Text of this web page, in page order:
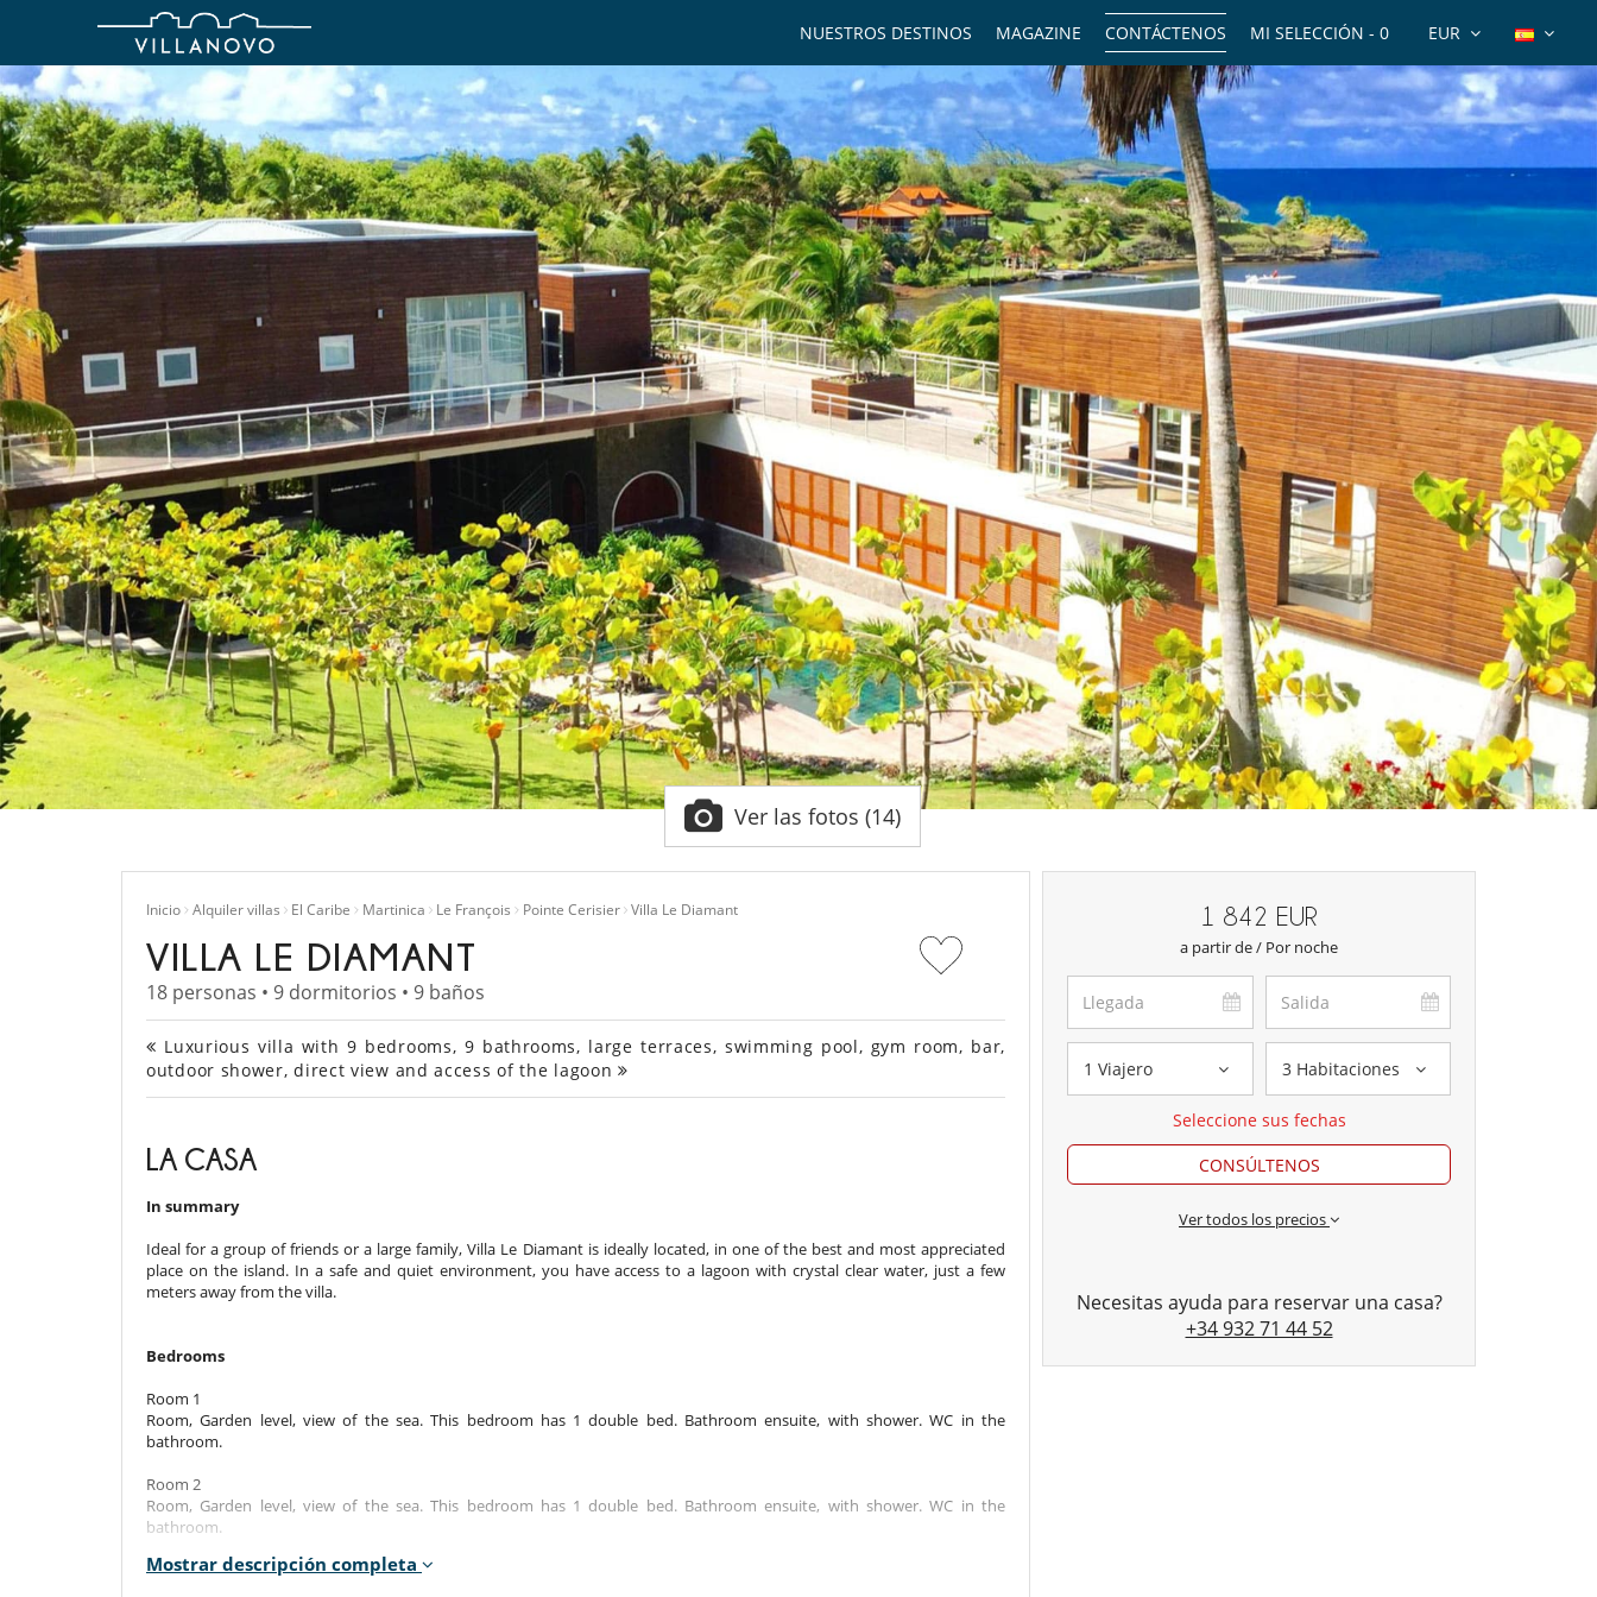
EUR
MI SELECCIÓN - 0
CONTÁCTENOS
MAGAZINE
NUESTROS DESTINOS
Ver las fotos (14)
Inicio Alquiler villas El Caribe Martinica Le François Pointe Cerisier Villa Le Diamant
VILLA LE DIAMANT
18 personas • 9 dormitorios • 9 baños
Luxurious villa with 9 bedrooms, 9 bathrooms, large terraces, swimming pool, gym room, bar,
outdoor shower, direct view and access of the lagoon
LA CASA
In summary
Ideal for a group of friends or a large family, Villa Le Diamant is ideally located, in one of the best and most appreciated
place on the island. In a safe and quiet environment, you have access to a lagoon with crystal clear water, just a few
meters away from the villa.
Bedrooms
Room 1
Room, Garden level, view of the sea. This bedroom has 1 double bed. Bathroom ensuite, with shower. WC in the
bathroom.
Room 2
Room, Garden level, view of the sea. This bedroom has 1 double bed. Bathroom ensuite, with shower. WC in the
bathroom.
Room 3
Mostrar descripción completa
1 842 EUR
a partir de / Por noche
1 Viajero 3 Habitaciones
Seleccione sus fechas
CONSÚLTENOS
Ver todos los precios
Necesitas ayuda para reservar una casa?
+34 932 71 44 52